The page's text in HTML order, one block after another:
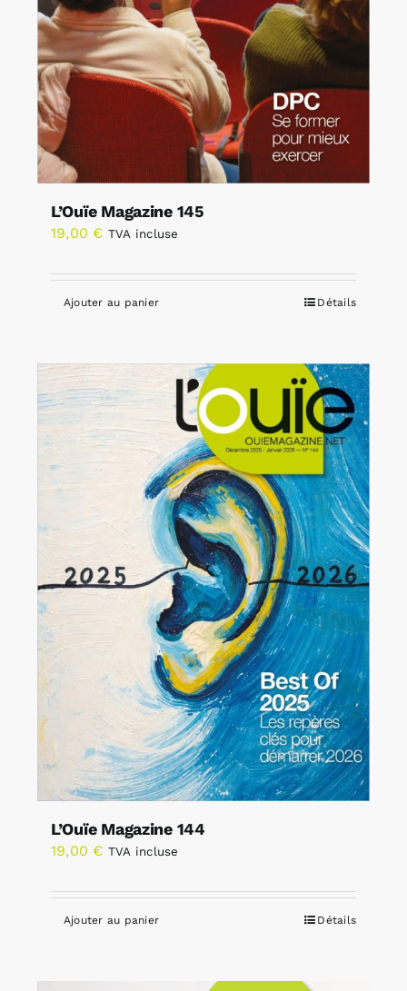
L’Ouïe Magazine 145
19,00 € TVA incluse
Ajouter au panier Détails
L’Ouïe Magazine 144
19,00 € TVA incluse
Ajouter au panier Détails